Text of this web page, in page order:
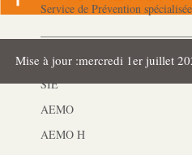
Service de Prévention
Pôle Milieu Ouvert
SIE
AEMO
AEMO H
Mise à jour :mercredi 1er juillet